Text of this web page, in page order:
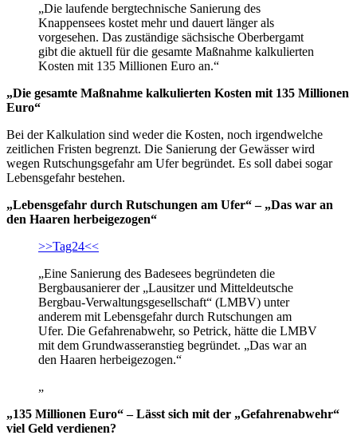
„Die laufende bergtechnische Sanierung des
Knappensees kostet mehr und dauert länger als
vorgesehen. Das zuständige sächsische Oberbergamt
gibt die aktuell für die gesamte Maßnahme kalkulierten
Kosten mit 135 Millionen Euro an.“
„Die gesamte Maßnahme kalkulierten Kosten mit 135 Millionen
Euro“
Bei der Kalkulation sind weder die Kosten, noch irgendwelche
zeitlichen Fristen begrenzt. Die Sanierung der Gewässer wird
wegen Rutschungsgefahr am Ufer begründet. Es soll dabei sogar
Lebensgefahr bestehen.
„Lebensgefahr durch Rutschungen am Ufer“ – „Das war an
den Haaren herbeigezogen“
>>Tag24<<
„Eine Sanierung des Badesees begründeten die
Bergbausanierer der „Lausitzer und Mitteldeutsche
Bergbau-Verwaltungsgesellschaft“ (LMBV) unter
anderem mit Lebensgefahr durch Rutschungen am
Ufer. Die Gefahrenabwehr, so Petrick, hätte die LMBV
mit dem Grundwasseranstieg begründet. „Das war an
den Haaren herbeigezogen.“
„
„135 Millionen Euro“ – Lässt sich mit der „Gefahrenabwehr“
viel Geld verdienen?